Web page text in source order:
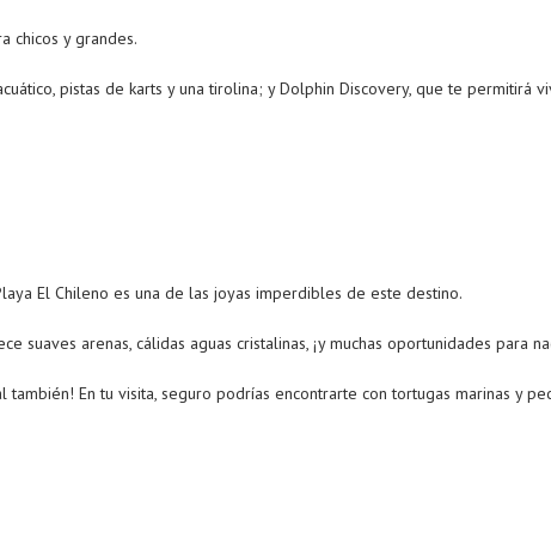
chicos y grandes.
pistas de karts y una tirolina; y Dolphin Discovery, que te
El Chileno es una de las joyas imperdibles de este destino.
suaves arenas, cálidas aguas cristalinas, ¡y muchas oportunidades para
En tu visita, seguro podrías encontrarte con tortugas marinas y